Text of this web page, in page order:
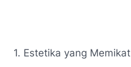
1. Estetika yang Memikat